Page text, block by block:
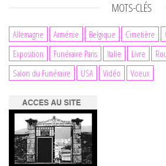
MOTS-CLÉS
Allemagne Arménie Belgique Cimetière
Exposition
Funéraire Paris Italie Livre
Salon du Funéraire
USA Vidéo Voeux